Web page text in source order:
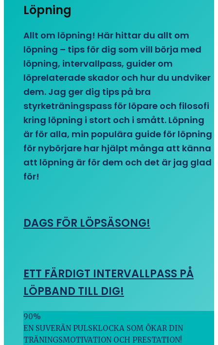
Löpning
Allt om löpning! Här hittar du allt om
löpning – tips för dig som vill börja med
löpning, intervallpass, guider om
löprelaterade skador och hur du undviker
dem. Jag ger dig tips på bra
styrketräningspass för löpare och filosofi
kring löpning i stort och i smått. Löpning
är för alla, min populära guide för löpning
för nybörjare har hjälpt många att känna
att löpning är för dem och det är jag glad
för!
DAGS FÖR LÖPSÄSONG!
ETT FÄRDIGT INTERVALLPASS PÅ
LÖPBAND TILL DIG!
90%
EN SUVERÄN PULSKLOCKA SOM ÖKAR DIN
TRÄNINGSMOTIVATION OCH PRESTATION!